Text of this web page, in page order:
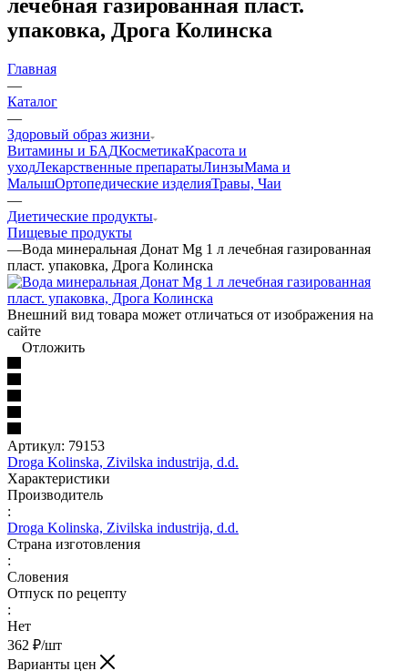
лечебная газированная пласт.
упаковка, Дрога Колинска
Главная
—
Каталог
—
Здоровый образ жизни
Витамины и БАДКосметикаКрасота и
уходЛекарственные препаратыЛинзыМама и
МалышОртопедические изделияТравы, Чаи
—
Диетические продукты
Пищевые продукты
—Вода минеральная Донат Mg 1 л лечебная газированная
пласт. упаковка, Дрога Колинска
Внешний вид товара может отличаться от изображения на
сайте
Отложить
Артикул: 79153
Droga Kolinska, Zivilska industrija, d.d.
Характеристики
Производитель
:
Droga Kolinska, Zivilska industrija, d.d.
Страна изготовления
:
Словения
Отпуск по рецепту
:
Нет
362 ₽/шт
Варианты цен